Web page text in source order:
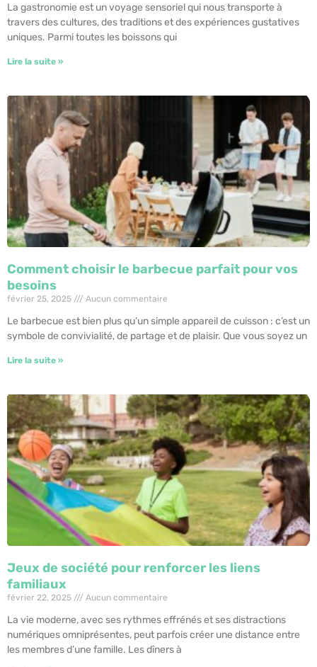
La gastronomie est un voyage sensoriel qui nous transporte à
travers des cultures, des traditions et des expériences gustatives
uniques. Parmi toutes les boissons qui
Lire la suite »
Comment choisir le barbecue parfait pour vos
besoins
février 25, 2025 Aucun commentaire
Le barbecue est bien plus qu’un simple appareil de cuisson : c’est un
symbole de convivialité, de partage et de plaisir. Que vous soyez un
Lire la suite »
Jeux de société pour renforcer les liens
familiaux
février 22, 2025 Aucun commentaire
La vie moderne, avec ses rythmes effrénés et ses distractions
numériques omniprésentes, peut parfois créer une distance entre
les membres d’une famille. Les dîners à